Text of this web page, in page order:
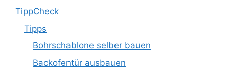
TippCheck
Tipps
Bohrschablone selber bauen
Backofentür ausbauen